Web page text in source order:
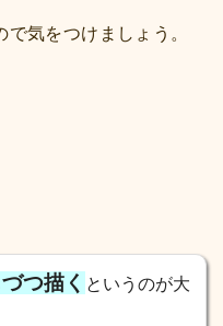
気をつけましょう。
つ描く というのが大